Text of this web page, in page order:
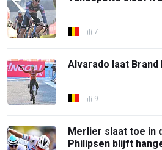
7
Alvarado laat
9
Merlier slaat toe in
Philipsen blijft